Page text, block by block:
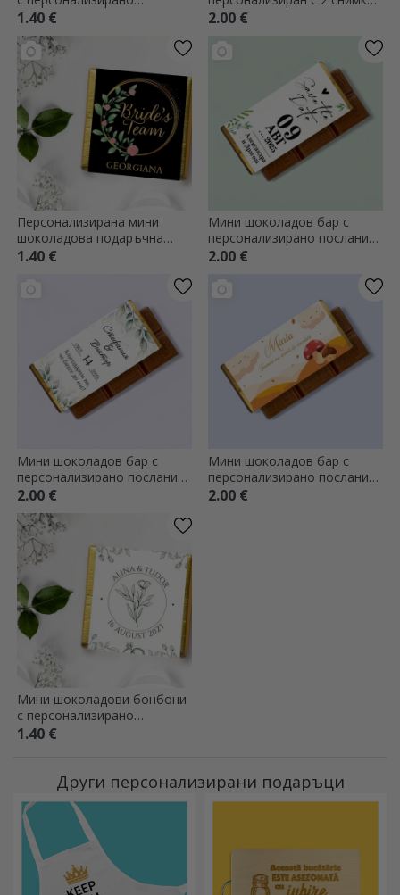
послание - Elegant
1.40 €
и текст
2.00 €
Персонализирана мини
шоколадова подаръчна
кутия с послание - Цветя
1.40 €
Мини шоколадов бар с
персонализирано послание
- Запазете датата
2.00 €
Мини шоколадов бар с
персонализирано послание
- Специални моменти
2.00 €
Мини шоколадов бар с
персонализирано послание
- Есен
2.00 €
Мини шоколадови бонбони
с персонализирано
послание - флорален дизайн
1.40 €
Други персонализирани подаръци